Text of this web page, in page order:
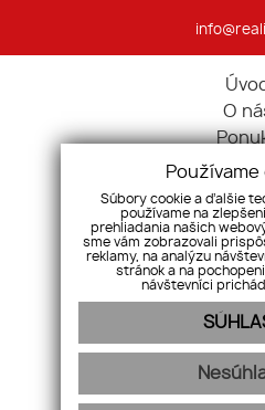
O
Pravidlá
Ochrana
Komerčné
Používame
Súbory cookie a ďalšie
používame na
prehliadania našich
sme vám zobrazovali
reklamy, na analýzu
stránok a na
návštevníci